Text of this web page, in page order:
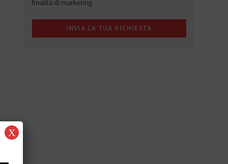
finalità di marketing
X